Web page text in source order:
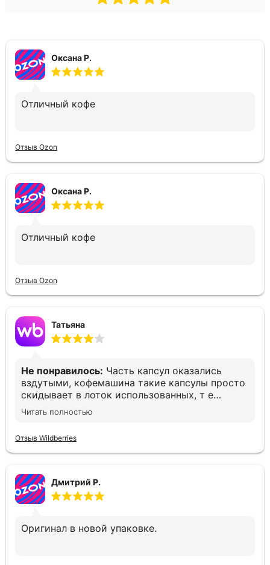
Оксана Р.
Отличный кофе
Отзыв Ozon
Оксана Р.
Отличный кофе
Отзыв Ozon
Татьяна
Не понравилось: Часть капсул оказались
вздутыми, кофемашина такие капсулы просто
скидывает в лоток использованных, т е
остаёшься без кофе. Печально(
Читать полностью
Отзыв Wildberries
Дмитрий Р.
Оригинал в новой упаковке.